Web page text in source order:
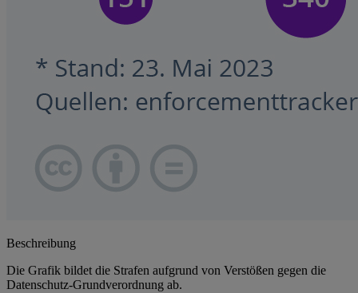
Beschreibung
Die Grafik bildet die Strafen aufgrund von Verstößen gegen die
Datenschutz-Grundverordnung ab.